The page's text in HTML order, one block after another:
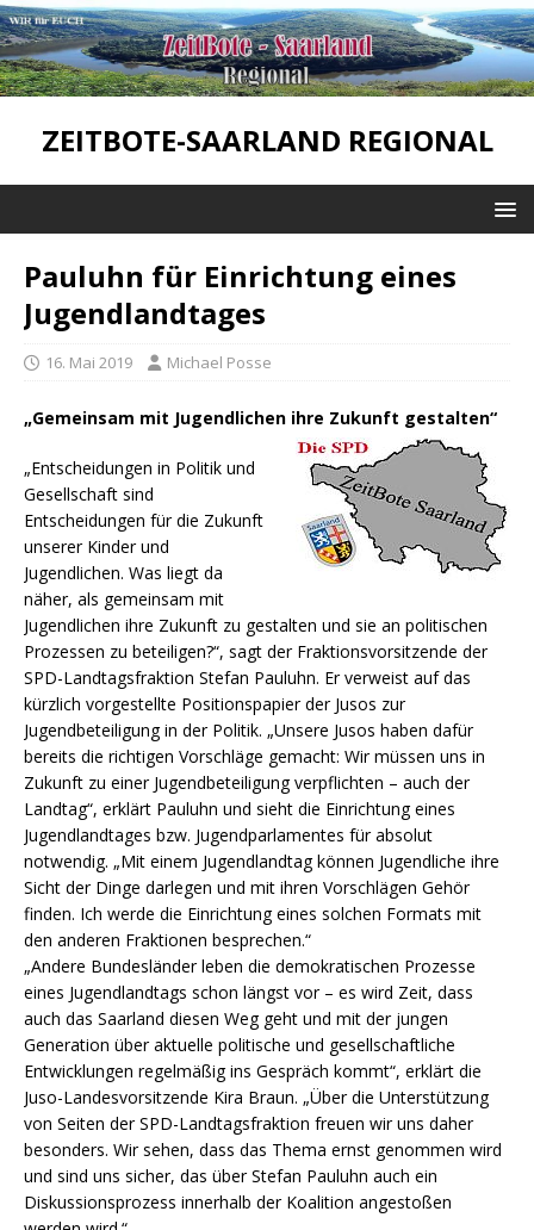
ZEITBOTE-SAARLAND REGIONAL
Pauluhn für Einrichtung eines
Jugendlandtages
16. Mai 2019 Michael Posse
„Gemeinsam mit Jugendlichen ihre Zukunft gestalten“
„Entscheidungen in Politik und
Gesellschaft sind
Entscheidungen für die Zukunft
unserer Kinder und
Jugendlichen. Was liegt da
näher, als gemeinsam mit
Jugendlichen ihre Zukunft zu gestalten und sie an politischen
Prozessen zu beteiligen?“, sagt der Fraktionsvorsitzende der
SPD-Landtagsfraktion Stefan Pauluhn. Er verweist auf das
kürzlich vorgestellte Positionspapier der Jusos zur
Jugendbeteiligung in der Politik. „Unsere Jusos haben dafür
bereits die richtigen Vorschläge gemacht: Wir müssen uns in
Zukunft zu einer Jugendbeteiligung verpflichten – auch der
Landtag“, erklärt Pauluhn und sieht die Einrichtung eines
Jugendlandtages bzw. Jugendparlamentes für absolut
notwendig. „Mit einem Jugendlandtag können Jugendliche ihre
Sicht der Dinge darlegen und mit ihren Vorschlägen Gehör
finden. Ich werde die Einrichtung eines solchen Formats mit
den anderen Fraktionen besprechen.“
„Andere Bundesländer leben die demokratischen Prozesse
eines Jugendlandtags schon längst vor – es wird Zeit, dass
auch das Saarland diesen Weg geht und mit der jungen
Generation über aktuelle politische und gesellschaftliche
Entwicklungen regelmäßig ins Gespräch kommt“, erklärt die
Juso-Landesvorsitzende Kira Braun. „Über die Unterstützung
von Seiten der SPD-Landtagsfraktion freuen wir uns daher
besonders. Wir sehen, dass das Thema ernst genommen wird
und sind uns sicher, das über Stefan Pauluhn auch ein
Diskussionsprozess innerhalb der Koalition angestoßen